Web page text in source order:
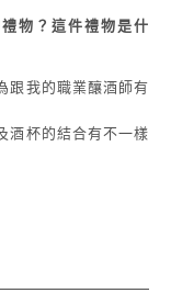
物？這件禮物是什
跟我的職業釀酒師有
酒杯的結合有不一樣